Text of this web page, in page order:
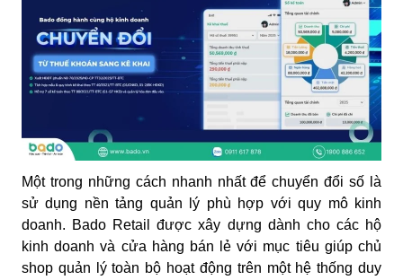
Một trong những cách nhanh nhất để chuyển đổi số là
sử dụng nền tảng quản lý phù hợp với quy mô kinh
doanh. Bado Retail được xây dựng dành cho các hộ
kinh doanh và cửa hàng bán lẻ với mục tiêu giúp chủ
shop quản lý toàn bộ hoạt động trên một hệ thống duy